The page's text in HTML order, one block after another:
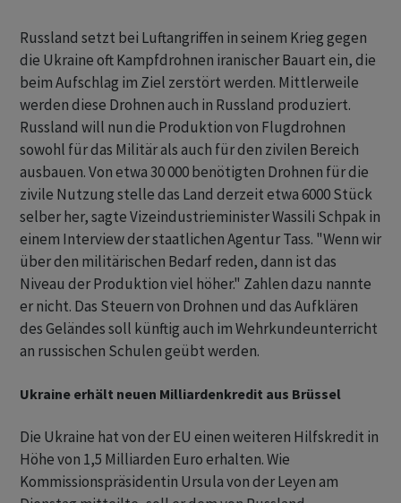
Russland setzt bei Luftangriffen in seinem Krieg gegen
die Ukraine oft Kampfdrohnen iranischer Bauart ein, die
beim Aufschlag im Ziel zerstört werden. Mittlerweile
werden diese Drohnen auch in Russland produziert.
Russland will nun die Produktion von Flugdrohnen
sowohl für das Militär als auch für den zivilen Bereich
ausbauen. Von etwa 30 000 benötigten Drohnen für die
zivile Nutzung stelle das Land derzeit etwa 6000 Stück
selber her, sagte Vizeindustrieminister Wassili Schpak in
einem Interview der staatlichen Agentur Tass. "Wenn wir
über den militärischen Bedarf reden, dann ist das
Niveau der Produktion viel höher." Zahlen dazu nannte
er nicht. Das Steuern von Drohnen und das Aufklären
des Geländes soll künftig auch im Wehrkundeunterricht
an russischen Schulen geübt werden.
Ukraine erhält neuen Milliardenkredit aus Brüssel
Die Ukraine hat von der EU einen weiteren Hilfskredit in
Höhe von 1,5 Milliarden Euro erhalten. Wie
Kommissionspräsidentin Ursula von der Leyen am